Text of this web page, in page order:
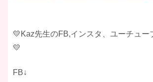
💛Kaz先生のFB,インスタ、ユーチュー
💛
FB↓